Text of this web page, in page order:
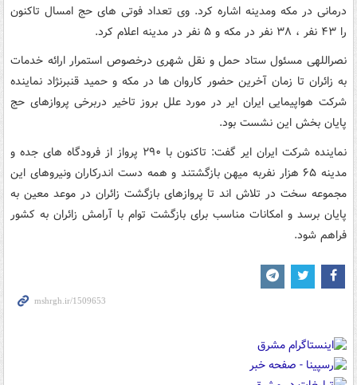
درمانی در مکه ومدینه اشاره کرد. وی تعداد فوتی های حج امسال تاکنون
را ۴۳ نفر ، ۳۸ نفر در مکه و ۵ نفر در مدینه اعلام کرد.
نصراللهی مسئول ستاد حمل و نقل شهری درخصوص استمرار ارائه خدمات
به زائران تا زمان آخرین حضور کاروان ها در مکه و حمید قنبرنژاد نماینده
شرکت هواپیمایی ایران ایر در مورد علل بروز تاخیر دربرخی پروازهای حج
پایان بخش این نشست بود.
نماینده شرکت ایران ایر گفت: تاکنون با ۲۹۰ پرواز از فرودگاه های جده و
مدینه ۶۵ هزار نفربه میهن بازگشتند و همه دست اندرکاران ونیروهای این
مجموعه سخت در تلاش اند تا پروازهای بازگشت زائران در موعد معین به
پایان برسد و امکانات مناسب برای بازگشت توام با آرامش زائران به کشور
فراهم شود.